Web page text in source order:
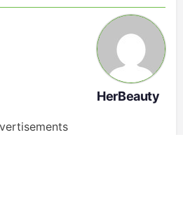
HerBeauty